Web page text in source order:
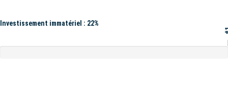
Investissement immatériel : 22%